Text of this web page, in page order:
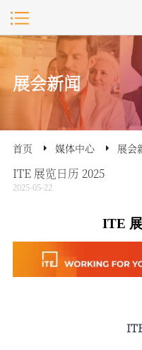
展会新闻
首页 媒体中心 展会
ITE 展览日历 2025
2025-05-22
ITE